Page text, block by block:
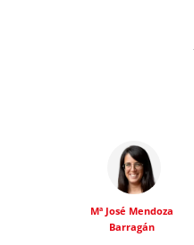
Mª José Mendoza
Barragán